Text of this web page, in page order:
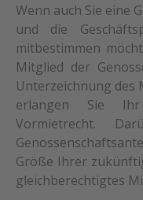
Wenn auch Sie eine
und die
mitbestimmen
Mitglied der
Unterzeichnung
erlangen Sie
Vormietrecht.
Größe Ihrer
gleichberechtigtes